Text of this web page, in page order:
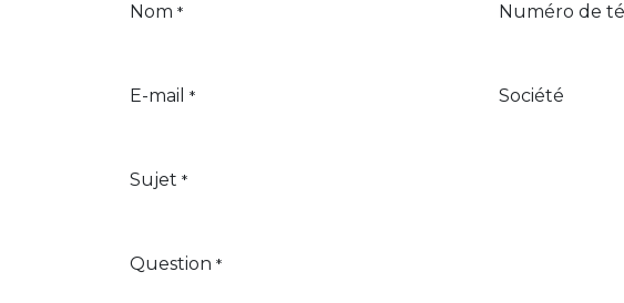
Nom * Numéro de
E-mail * Société
Sujet *
Question *